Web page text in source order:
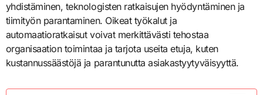
yhdistäminen, teknologisten ratkaisujen hyödyntäminen ja
tiimityön parantaminen. Oikeat työkalut ja
automaatioratkaisut voivat merkittävästi tehostaa
organisaation toimintaa ja tarjota useita etuja, kuten
kustannussäästöjä ja parantunutta asiakastyytyväisyyttä.